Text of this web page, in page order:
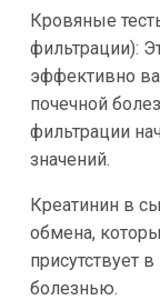
Кровяные
фильтрации):
эффективно
почечной
фильтрации
значений.
Креатинин в
обмена,
присутствует
болезнью.